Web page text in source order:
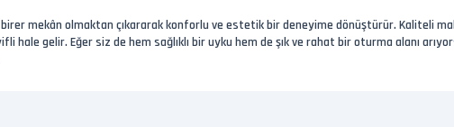
mekân olmaktan çıkararak konforlu ve estetik bir deneyime dönüştürür. Kaliteli
hale gelir. Eğer siz de hem sağlıklı bir uyku hem de şık ve rahat bir oturma alanı